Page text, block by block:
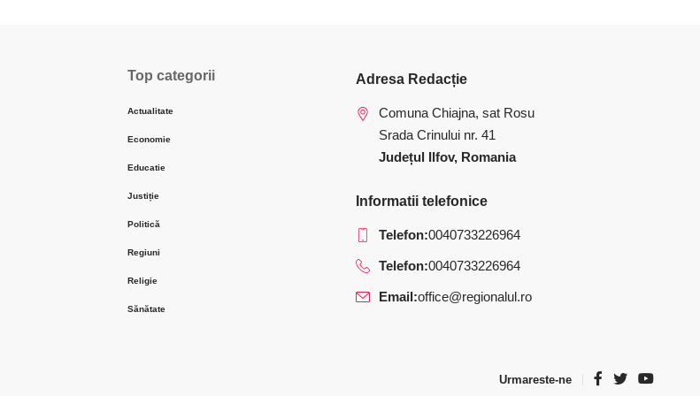
Top categorii
Actualitate
Economie
Educatie
Justiție
Politică
Regiuni
Religie
Sănătate
Adresa Redacție
Comuna Chiajna, sat Rosu
Srada Crinului nr. 41
Județul Ilfov, Romania
Informatii telefonice
Telefon:0040733226964
Telefon:0040733226964
Email:office@regionalul.ro
Urmareste-ne